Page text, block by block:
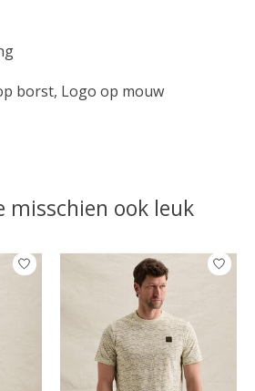
borst, Logo op mouw
misschien ook leuk